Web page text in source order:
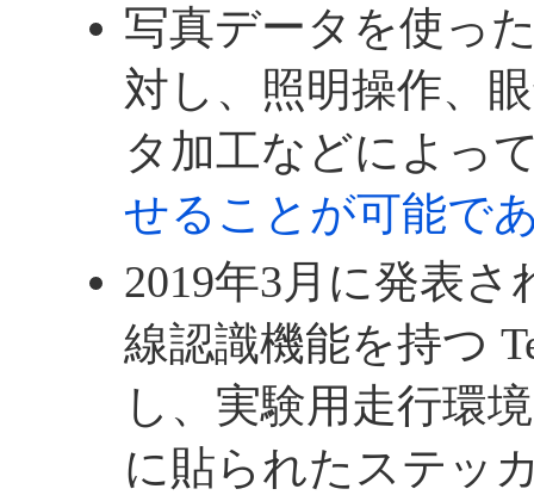
写真データを使っ
対し、照明操作、
タ加工などによっ
せることが可能で
2019年3月に発表さ
線認識機能を持つ
し、実験用走行環
に貼られたステッ